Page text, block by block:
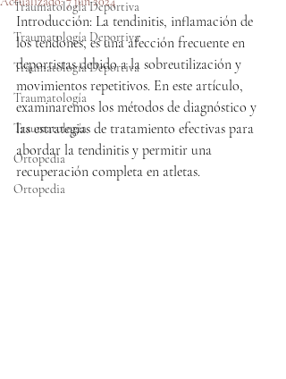
Traumatología Deportiva
Traumatología Deportiva
Traumatología Deportiva
Traumatología
Traumatología
Ortopedia
Ortopedia
Introducción: La tendinitis, inflamación de
los tendones, es una afección frecuente en
deportistas debido a la sobreutilización y
movimientos repetitivos. En este artículo,
examinaremos los métodos de diagnóstico y
las estrategias de tratamiento efectivas para
abordar la tendinitis y permitir una
recuperación completa en atletas.